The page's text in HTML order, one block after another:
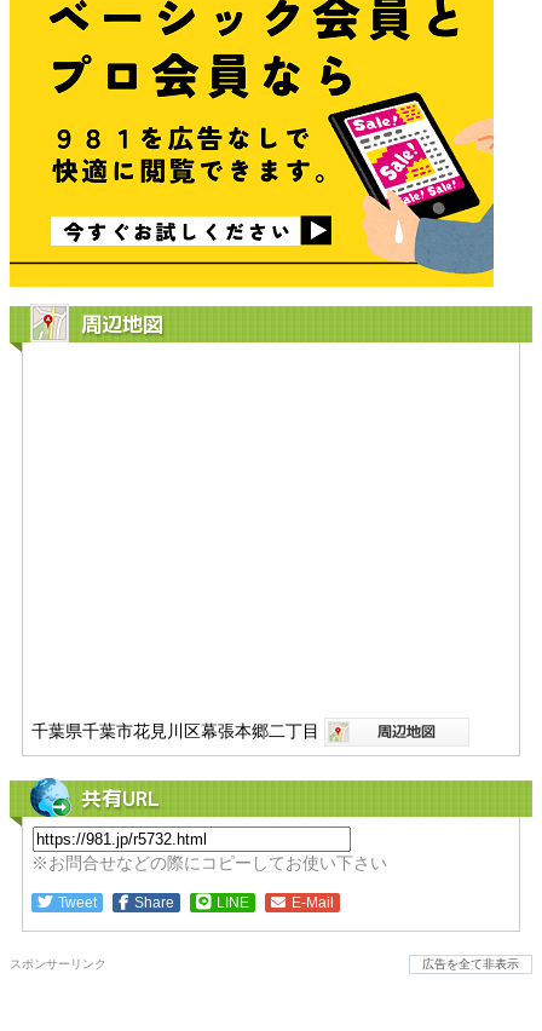
周辺地図
千葉県千葉市花見川区幕張本郷二丁目
共有URL
※お問合せなどの際にコピーしてお使い下さい
Tweet Share LINE E-Mail
スポンサーリンク 広告を全て非表示